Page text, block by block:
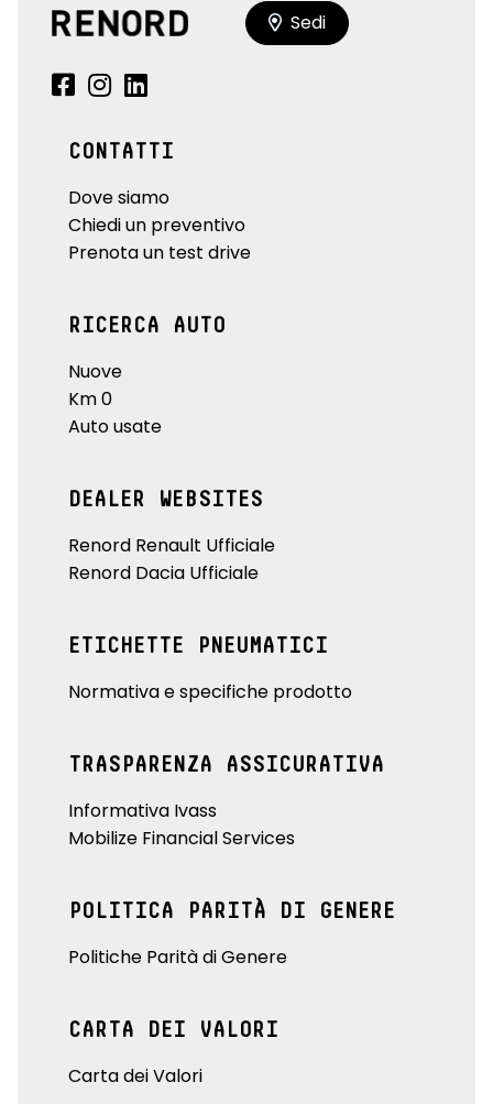
Sedi
CONTATTI
Dove siamo
Chiedi un preventivo
Prenota un test drive
RICERCA AUTO
Nuove
Km 0
Auto usate
DEALER WEBSITES
Renord Renault Ufficiale
Renord Dacia Ufficiale
ETICHETTE PNEUMATICI
Normativa e specifiche prodotto
TRASPARENZA ASSICURATIVA
Informativa Ivass
Mobilize Financial Services
POLITICA PARITÀ DI GENERE
Politiche Parità di Genere
CARTA DEI VALORI
Carta dei Valori